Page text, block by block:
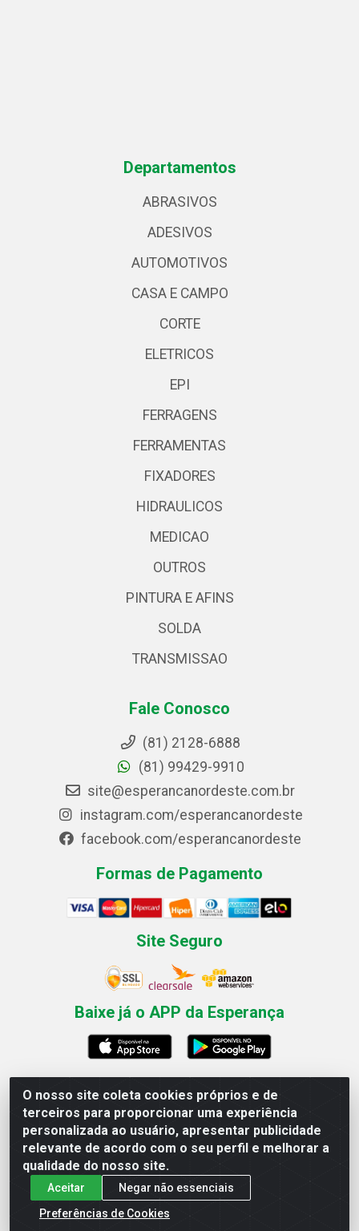
O nosso site coleta cookies próprios e de
terceiros para proporcionar uma experiência
personalizada ao usuário, apresentar publicidade
relevante de acordo com o seu perfil e melhorar a
qualidade do nosso site.
Aceitar
Negar não essenciais
Preferências de Cookies
Departamentos
ABRASIVOS
ADESIVOS
AUTOMOTIVOS
CASA E CAMPO
CORTE
ELETRICOS
EPI
FERRAGENS
FERRAMENTAS
FIXADORES
HIDRAULICOS
MEDICAO
OUTROS
PINTURA E AFINS
SOLDA
TRANSMISSAO
Fale Conosco
(81) 2128-6888
(81) 99429-9910
site@esperancanordeste.com.br
instagram.com/esperancanordeste
facebook.com/esperancanordeste
Formas de Pagamento
Site Seguro
Baixe já o APP da Esperança
Esperança Nordeste - Rua Professor Caldas Filho, 291 -
Estância - Recife / PE CEP: 50771-335 - CNPJ
03.666.136/0001-23